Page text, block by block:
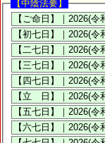
【中陰法要】